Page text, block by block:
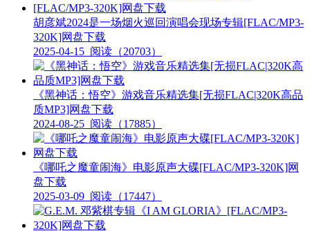
胡彦斌2024是一场烟火巡回演唱会现场专辑[FLAC/MP3-
320K]网盘下载
2025-04-15 阅读（20703）
《黑神话：悟空》游戏音乐精选集[无损FLAC|320K高品
质MP3]网盘下载
2024-08-25 阅读（17885）
《哪吒之魔童闹海》电影原声大碟[FLAC/MP3-320K]网
盘下载
2025-03-09 阅读（17447）